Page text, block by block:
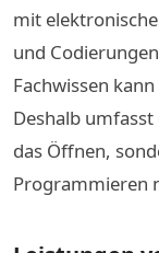
mit
und
Fachwissen
Deshalb
das Öffnen,
Programmieren